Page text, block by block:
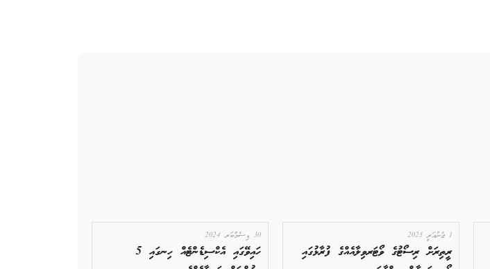
1 ޖެނުއަރީ 2025
ރީތިރަށް ރިސޯޓުގެ ވޯޓަރވިލާއެއްގެ ފުރާޅުގައި
30 ޑިސެމްބަރ 2024
ހައިވޭގައި އެކްސިޑެންޓެއް ހިނގައި 5